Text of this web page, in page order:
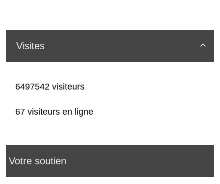

Visites
6497542 visiteurs
67 visiteurs en ligne
Votre soutien